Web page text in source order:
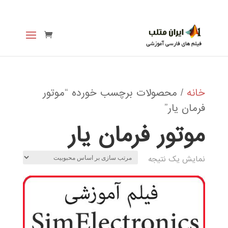
خانه / محصولات برچسب خورده “موتور
فرمان یار”
موتور فرمان یار
نمایش یک نتیجه